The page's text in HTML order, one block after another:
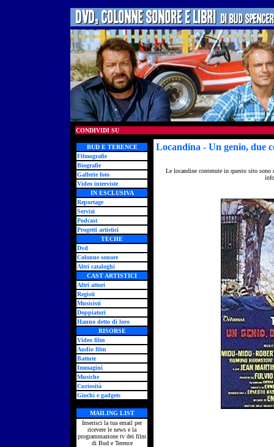
CONDIVIDI SU
BUD E TERENCE
Filmografie
Biografie
Gallerie foto
Video interviste
IN ESCLUSIVA
Reportage
Servizi
Podcast
Progetti artistici
TECHE
Dvd
Colonne sonore
Altri cataloghi
CAST ARTISTICI
Altri attori
Registi
Musicisti
Doppiatori
Hanno detto di loro
RISORSE
Video film
Audio film
Battute
Immagini
Musiche
Curiosità
Giochi e gadgets
MAILING LIST
Inserisci la tua email per
ricevere le news e la
programmazione tv dei film
di Bud e Terence
Locandina - Un genio, due
Le locandine contenute in questo sito